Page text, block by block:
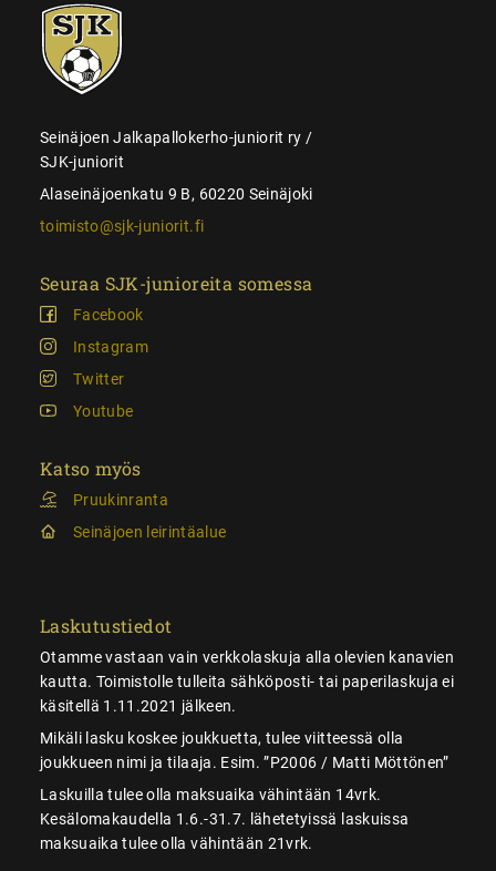
SJK-
juniorit
Seinäjoen Jalkapallokerho-juniorit ry /
SJK-juniorit
Alaseinäjoenkatu 9 B, 60220 Seinäjoki
toimisto@sjk-juniorit.fi
Seuraa SJK-junioreita somessa
Facebook
Instagram
Twitter
Youtube
Katso myös
Pruukinranta
Seinäjoen leirintäalue
Laskutustiedot
Otamme vastaan vain verkkolaskuja alla olevien kanavien
kautta. Toimistolle tulleita sähköposti- tai paperilaskuja ei
käsitellä 1.11.2021 jälkeen.
Mikäli lasku koskee joukkuetta, tulee viitteessä olla
joukkueen nimi ja tilaaja. Esim. ”P2006 / Matti Möttönen”
Laskuilla tulee olla maksuaika vähintään 14vrk.
Kesälomakaudella 1.6.-31.7. lähetetyissä laskuissa
maksuaika tulee olla vähintään 21vrk.